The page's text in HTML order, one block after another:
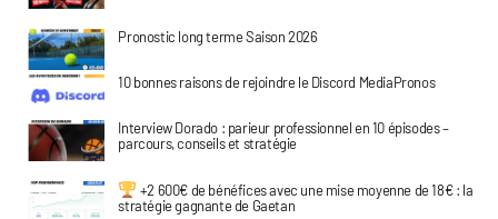
Pronostic long terme Saison 2026
10 bonnes raisons de rejoindre le Discord MediaPronos
Interview Dorado : parieur professionnel en 10 épisodes –
parcours, conseils et stratégie
+2 600€ de bénéfices avec une mise moyenne de 18€ : la
stratégie gagnante de Gaetan